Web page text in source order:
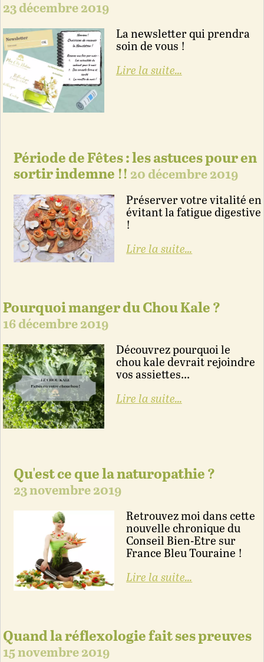
23 décembre 2019
La newsletter qui prendra
soin de vous !
Lire la suite...
Période de Fêtes : les astuces pour en
sortir indemne !! 20 décembre 2019
Préserver votre vitalité en
évitant la fatigue digestive
!
Lire la suite...
Pourquoi manger du Chou Kale ?
16 décembre 2019
Découvrez pourquoi le
chou kale devrait rejoindre
vos assiettes...
Lire la suite...
Qu'est ce que la naturopathie ?
23 novembre 2019
Retrouvez moi dans cette
nouvelle chronique du
Conseil Bien-Etre sur
France Bleu Touraine !
Lire la suite...
Quand la réflexologie fait ses preuves
15 novembre 2019